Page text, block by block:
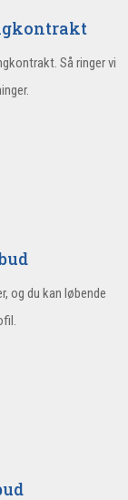
Så ringer vi
og du kan løbende